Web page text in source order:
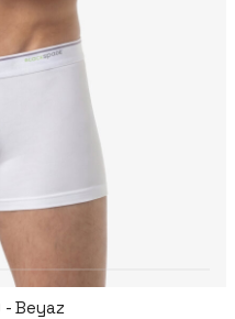
- Beyaz